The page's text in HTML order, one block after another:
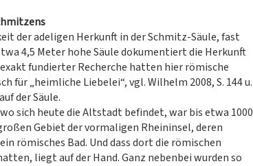
der adeligen Herkunft in der Schmitz-Säule, fast
4,5 Meter hohe Säule dokumentiert die Herkunft
fundierter Recherche hatten hier römische
für „heimliche Liebelei“, vgl. Wilhelm 2008, S. 144 u.
der Säule.
sich heute die Altstadt befindet, war bis etwa 1000
Gebiet der vormaligen Rheininsel, deren
römisches Bad. Und dass dort die römischen
liegt auf der Hand. Ganz nebenbei wurden so